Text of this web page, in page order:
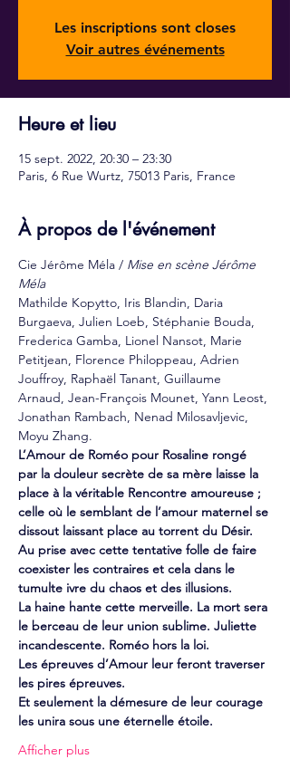
Les inscriptions sont closes
Voir autres événements
Heure et lieu
15 sept. 2022, 20:30 – 23:30
Paris, 6 Rue Wurtz, 75013 Paris, France
À propos de l'événement
Cie Jérôme Méla / Mise en scène Jérôme
Méla
Mathilde Kopytto, Iris Blandin, Daria
Burgaeva, Julien Loeb, Stéphanie Bouda,
Frederica Gamba, Lionel Nansot, Marie
Petitjean, Florence Philoppeau, Adrien
Jouffroy, Raphaël Tanant, Guillaume
Arnaud, Jean-François Mounet, Yann Leost,
Jonathan Rambach, Nenad Milosavljevic,
Moyu Zhang.
L’Amour de Roméo pour Rosaline rongé
par la douleur secrète de sa mère laisse la
place à la véritable Rencontre amoureuse ;
celle où le semblant de l’amour maternel se
dissout laissant place au torrent du Désir.
Au prise avec cette tentative folle de faire
coexister les contraires et cela dans le
tumulte ivre du chaos et des illusions.
La haine hante cette merveille. La mort sera
le berceau de leur union sublime. Juliette
incandescente. Roméo hors la loi.
Les épreuves d’Amour leur feront traverser
les pires épreuves.
Et seulement la démesure de leur courage
les unira sous une éternelle étoile.
Afficher plus